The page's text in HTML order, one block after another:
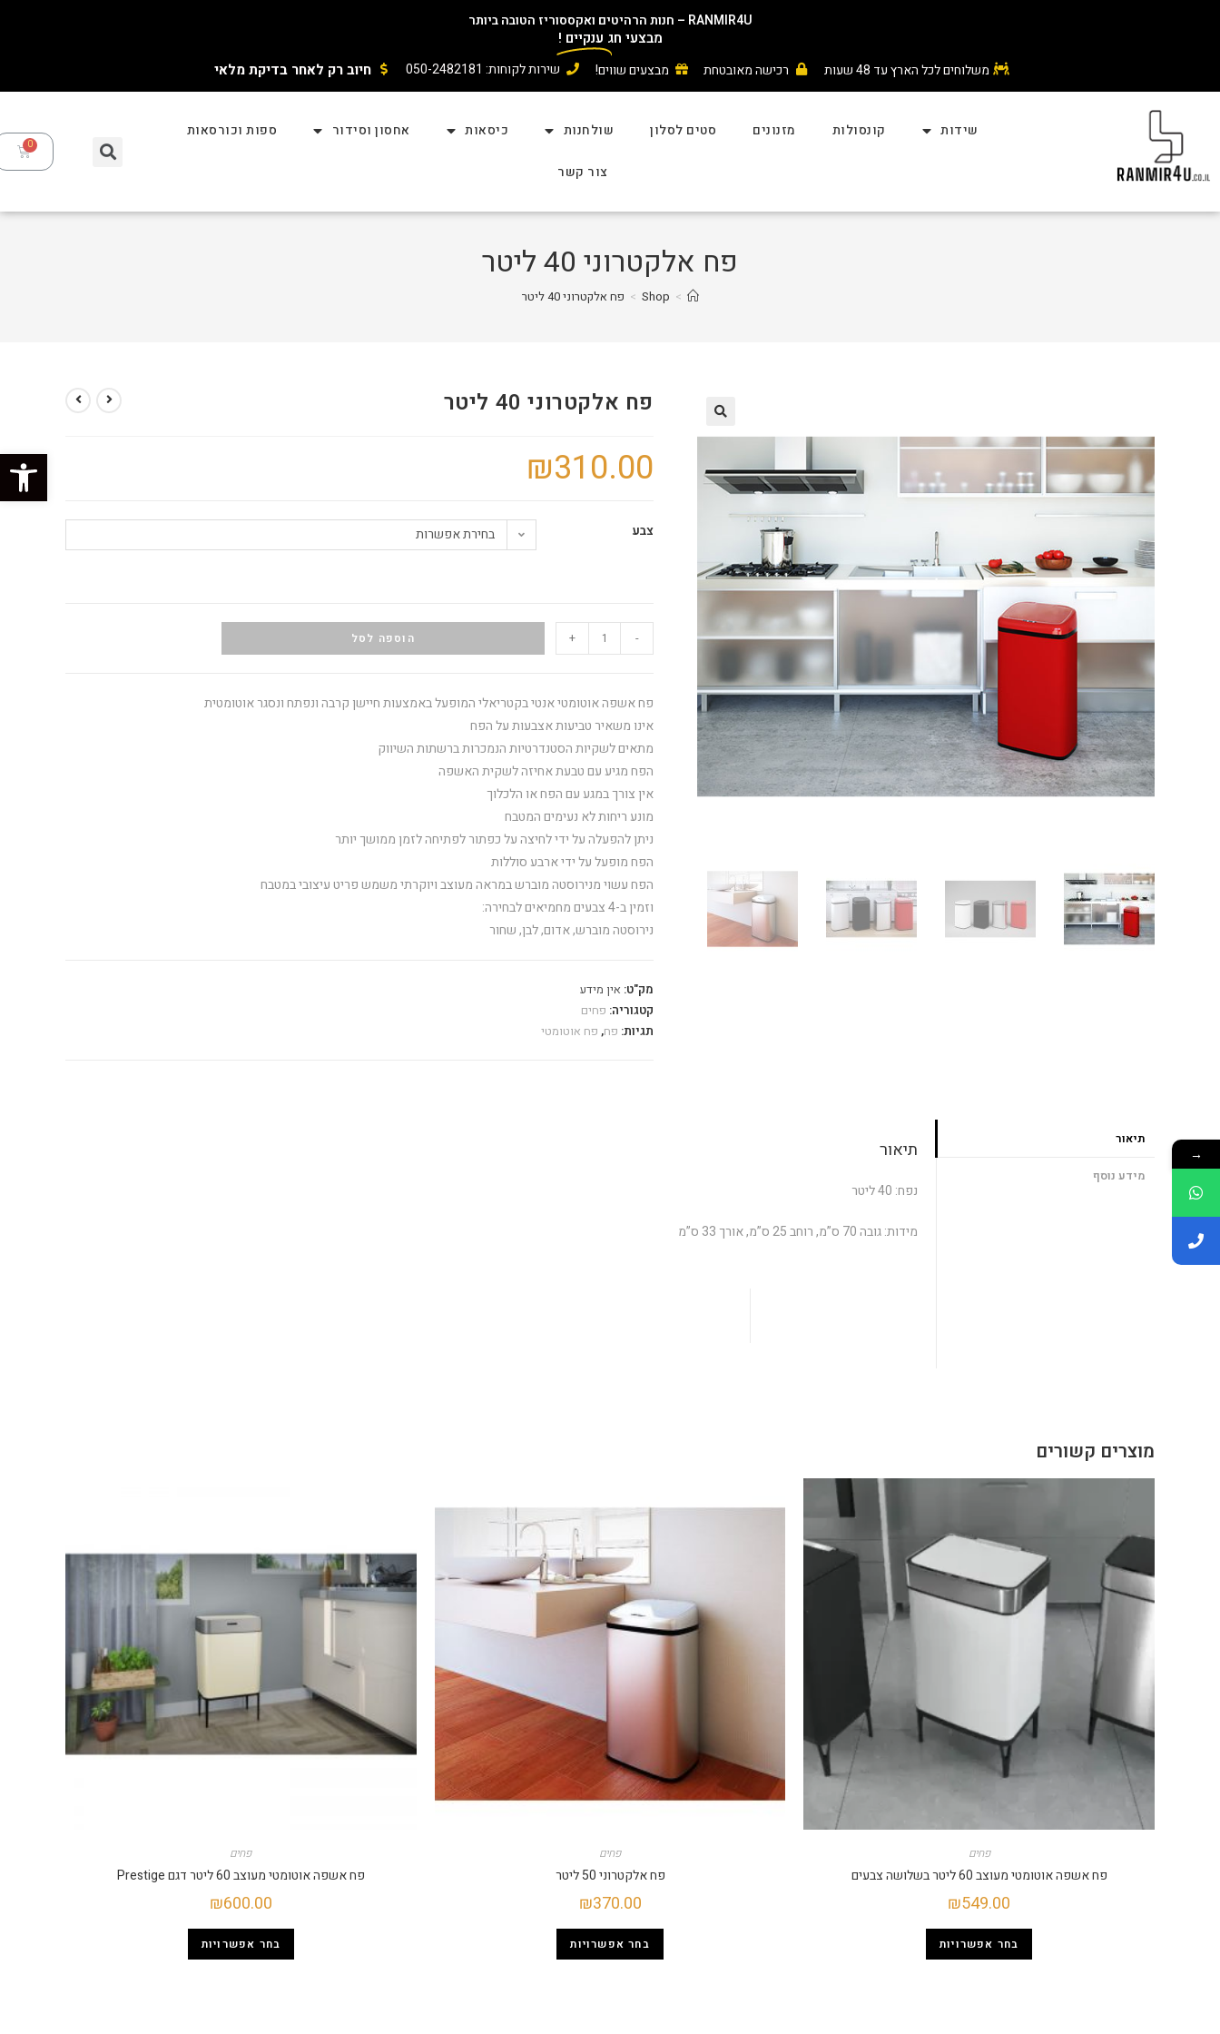
פתח סרגל נגישות
RANMIR4U – חנות הרהיטים ואקססוריז הטובה ביותר
מבצעי חג ענקיים !
משלוחים לכל הארץ עד 48 שעות רכישה מאובטחת מבצעים שווים! שירות לקוחות: 050-2482181 חיוב רק לאחר בדיקת מלאי ​
שידות קונסולות מזנונים סטים לסלון שולחנות כיסאות אחסון וסידור ספות וכורסאות
צור קשר
פח אלקטרוני 40 ליטר
>
Shop
> פח אלקטרוני 40 ליטר
🔍
פח אלקטרוני 40 ליטר
₪310.00
צבע בחירת אפשרות
-
+ הוספה לסל
פח אשפה אוטומטי אנטי בקטריאלי המופעל באמצעות חיישן קרבה ונפתח ונסגר אוטומטית
אינו משאיר טביעות אצבעות על הפח
מתאים לשקיות הסטנדרטיות הנמכרות ברשתות השיווק
הפח מגיע עם טבעת אחיזה לשקית האשפה
אין צורך במגע עם הפח או הלכלוך
מונע ריחות לא נעימים המטבח
ניתן להפעלה על ידי לחיצה על כפתור לפתיחה לזמן ממושך יותר
הפח מופעל על ידי ארבע סוללות
הפח עשוי מנירוסטה מוברש במראה מעוצב ויוקרתי משמש פריט עיצובי במטבח
וזמין ב-4 צבעים מחמיאים לבחירה:
נירוסטה מוברש, אדום, לבן, שחור
מק"ט: אין מידע
קטגוריה: פחים
תגיות: פח, פח אוטומטי
תיאור
מידע נוסף
תיאור
נפח: 40 ליטר
מידות: גובה 70 ס”מ, רוחב 25 ס”מ, אורך 33 ס”מ
מוצרים קשורים
פחים
פח אשפה אוטומטי מעוצב 60 ליטר בשלושה צבעים
₪549.00
בחר אפשרויות
פחים
פח אלקטרוני 50 ליטר
₪370.00
בחר אפשרויות
פחים
פח אשפה אוטומטי מעוצב 60 ליטר דגם Prestige
₪600.00
בחר אפשרויות
→